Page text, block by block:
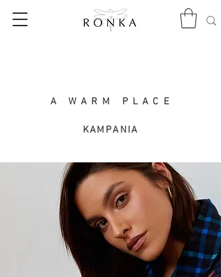
A W A R M P L A C E
KAMPANIA